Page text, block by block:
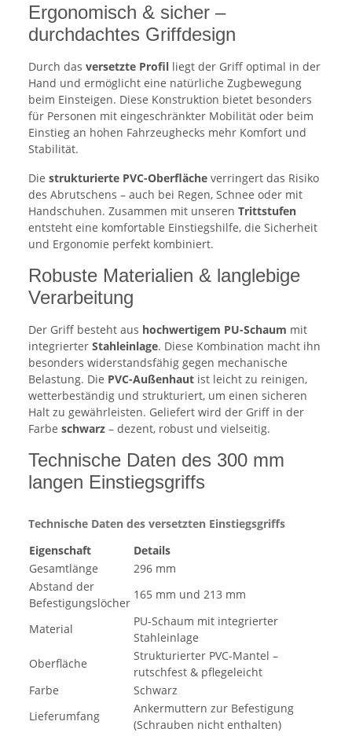
Ergonomisch & sicher –
durchdachtes Griffdesign
Durch das versetzte Profil liegt der Griff optimal in der
Hand und ermöglicht eine natürliche Zugbewegung
beim Einsteigen. Diese Konstruktion bietet besonders
für Personen mit eingeschränkter Mobilität oder beim
Einstieg an hohen Fahrzeughecks mehr Komfort und
Stabilität.
Die strukturierte PVC-Oberfläche verringert das Risiko
des Abrutschens – auch bei Regen, Schnee oder mit
Handschuhen. Zusammen mit unseren Trittstufen
entsteht eine komfortable Einstiegshilfe, die Sicherheit
und Ergonomie perfekt kombiniert.
Robuste Materialien & langlebige
Verarbeitung
Der Griff besteht aus hochwertigem PU-Schaum mit
integrierter Stahleinlage. Diese Kombination macht ihn
besonders widerstandsfähig gegen mechanische
Belastung. Die PVC-Außenhaut ist leicht zu reinigen,
wetterbeständig und strukturiert, um einen sicheren
Halt zu gewährleisten. Geliefert wird der Griff in der
Farbe schwarz – dezent, robust und vielseitig.
Technische Daten des 300 mm
langen Einstiegsgriffs
Technische Daten des versetzten Einstiegsgriffs
Eigenschaft
Details
Gesamtlänge
296 mm
Abstand der
Befestigungslöcher
165 mm und 213 mm
Material
PU-Schaum mit integrierter
Stahleinlage
Oberfläche
Strukturierter PVC-Mantel –
rutschfest & pflegeleicht
Farbe
Schwarz
Lieferumfang
Ankermuttern zur Befestigung
(Schrauben nicht enthalten)